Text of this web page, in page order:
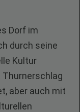
Dorf im
durch seine
Kultur
Thurnerschlag
aber auch mit